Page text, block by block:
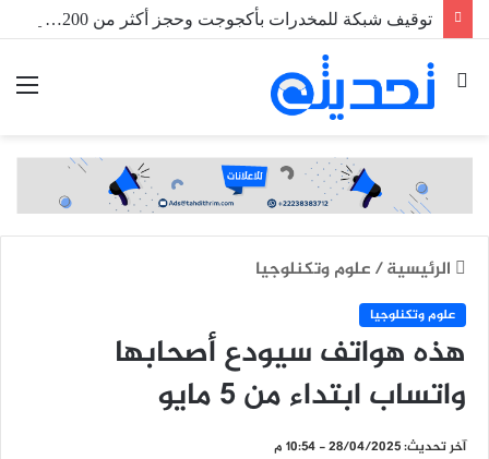
توقيف شبكة للمخدرات بأكجوجت وحجز أكثر من 1200 قرص من الحبوب الخطيرة
بحث
عن
الرئيسية/علوم وتكنلوجيا
علوم وتكنلوجيا
هذه هواتف سيودع أصحابها
واتساب ابتداء من 5 مايو
آخر تحديث: 28/04/2025 - 10:54 م